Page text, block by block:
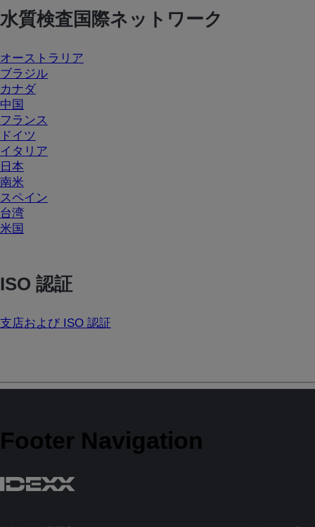
水質検査国際ネットワーク
オーストラリア
ブラジル
カナダ
中国
フランス
ドイツ
イタリア
日本
南米
スペイン
台湾
米国
ISO 認証
支店および ISO 認証
Footer Navigation